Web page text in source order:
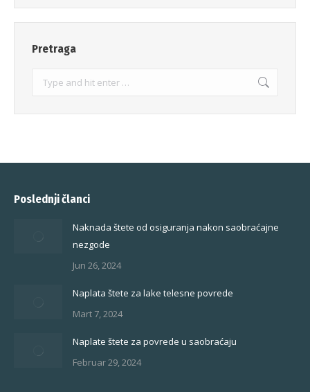
Pretraga
Search:
Poslednji članci
Naknada štete od osiguranja nakon saobraćajne
nezgode
Jun 26, 2024
Naplata štete za lake telesne povrede
Mart 7, 2024
Naplate štete za povrede u saobraćaju
Februar 29, 2024